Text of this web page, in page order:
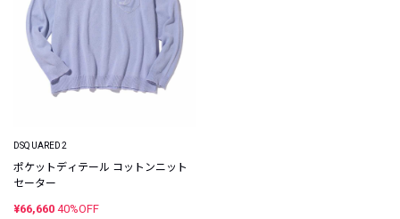
DSQUARED2
ポケットディテール コットンニット
セーター
¥66,660 40%OFF